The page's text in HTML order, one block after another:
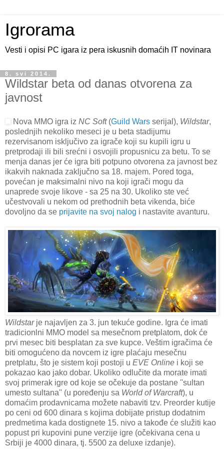
Igrorama
Vesti i opisi PC igara iz pera iskusnih domaćih IT novinara
8. svi 2014.
Wildstar beta od danas otvorena za
javnost
Nova MMO igra iz NC Soft(Guild Wars serijal), Wildstar,
poslednjih nekoliko meseci je u beta stadijumu
rezervisanom isključivo za igrače koji su kupili igru u
pretprodaji ili bili srećni i osvojili propusnicu za betu. To se
menja danas jer će igra biti potpuno otvorena za javnost bez
ikakvih naknada zaključno sa 18. majem. Pored toga,
povećan je maksimalni nivo na koji igrači mogu da
unaprede svoje likove - sa 25 na 30. Ukoliko ste već
učestvovali u nekom od prethodnih beta vikenda, biće
dovoljno da se prijavite na svoj nalog i nastavite avanturu.
Wildstar je najavljen za 3. jun tekuće godine. Igra će imati
tradicionlni MMO model sa mesečnom pretplatom, dok će
prvi mesec biti besplatan za sve kupce. Veštim igračima će
biti omogućeno da novcem iz igre plaćaju mesečnu
pretplatu, što je sistem koji postoji u EVE Online i koji se
pokazao kao jako dobar. Ukoliko odlučite da morate imati
svoj primerak igre od koje se očekuje da postane ''sultan
umesto sultana'' (u poređenju sa World of Warcraft), u
domaćim prodavnicama možete nabaviti tzv. Preorder kutije
po ceni od 600 dinara s kojima dobijate pristup dodatnim
predmetima kada dostignete 15. nivo a takođe će služiti kao
popust pri kupovini pune verzije igre (očekivana cena u
Srbiji je 4000 dinara, tj. 5500 za deluxe izdanje).